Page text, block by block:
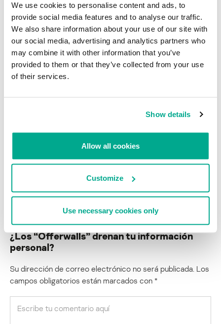
We use cookies to personalise content and ads, to
provide social media features and to analyse our traffic.
We also share information about your use of our site with
our social media, advertising and analytics partners who
may combine it with other information that you’ve
provided to them or that they’ve collected from your use
of their services.
Show details
Allow all cookies
Customize
Use necessary cookies only
¿Qué se puede hacer al respecto?
las aplicaciones. Si las aplicaciones contienen “offerwalls”, hay que
información confidencial. Hay que leer con atención los
comentarios de otros usuarios, y si estas aplicaciones ya están
información personal. Con la explosión de popularidad de las
aplicaciones para dispositivos móviles, y con el consecuente
involucramiento de la industria publicitaria, cada vez es más difícil
definir qué constituye un spyware. Los consumidores deben tener
¿Los “Offerwalls” drenan tu información
personal?
Su dirección de correo electrónico no será publicada. Los
campos obligatorios están marcados con *